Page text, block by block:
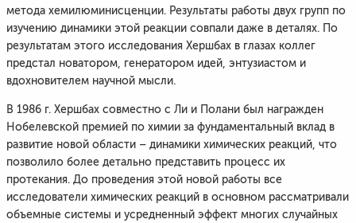
метода хемилюминисценции. Результаты работы двух групп по
изучению динамики этой реакции совпали даже в деталях. По
результатам этого исследования Хершбах в глазах коллег
предстал новатором, генератором идей, энтузиастом и
вдохновителем научной мысли.
В 1986 г. Хершбах совместно с Ли и Полани был награжден
Нобелевской премией по химии за фундаментальный вклад в
развитие новой области – динамики химических реакций, что
позволило более детально представить процесс их
протекания. До проведения этой новой работы все
исследователи химических реакций в основном рассматривали
объемные системы и усредненный эффект многих случайных